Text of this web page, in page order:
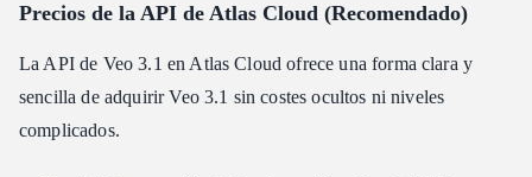
Precios de la API de Atlas Cloud (Recomendado)
La API de Veo 3.1 en Atlas Cloud ofrece una forma clara y
sencilla de adquirir Veo 3.1 sin costes ocultos ni niveles
complicados.